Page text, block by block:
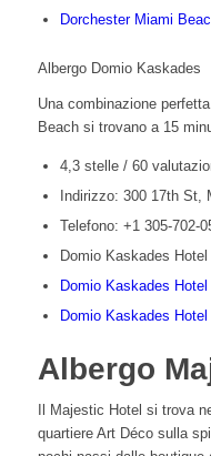
Dorchester Miami
Albergo Domio Kaskades
Una combinazione
Beach si trovano a 15
4,3 stelle / 60
Indirizzo: 300 17th St,
Telefono: +1 305-702-
Domio Kaskades Hotel
Domio Kaskades Hotel
Domio Kaskades Hotel
Albergo
Il Majestic Hotel si trova
quartiere Art Déco sulla